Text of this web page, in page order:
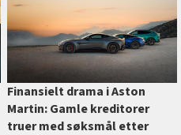
Finansielt drama i Aston
Martin: Gamle kreditorer
truer med søksmål etter